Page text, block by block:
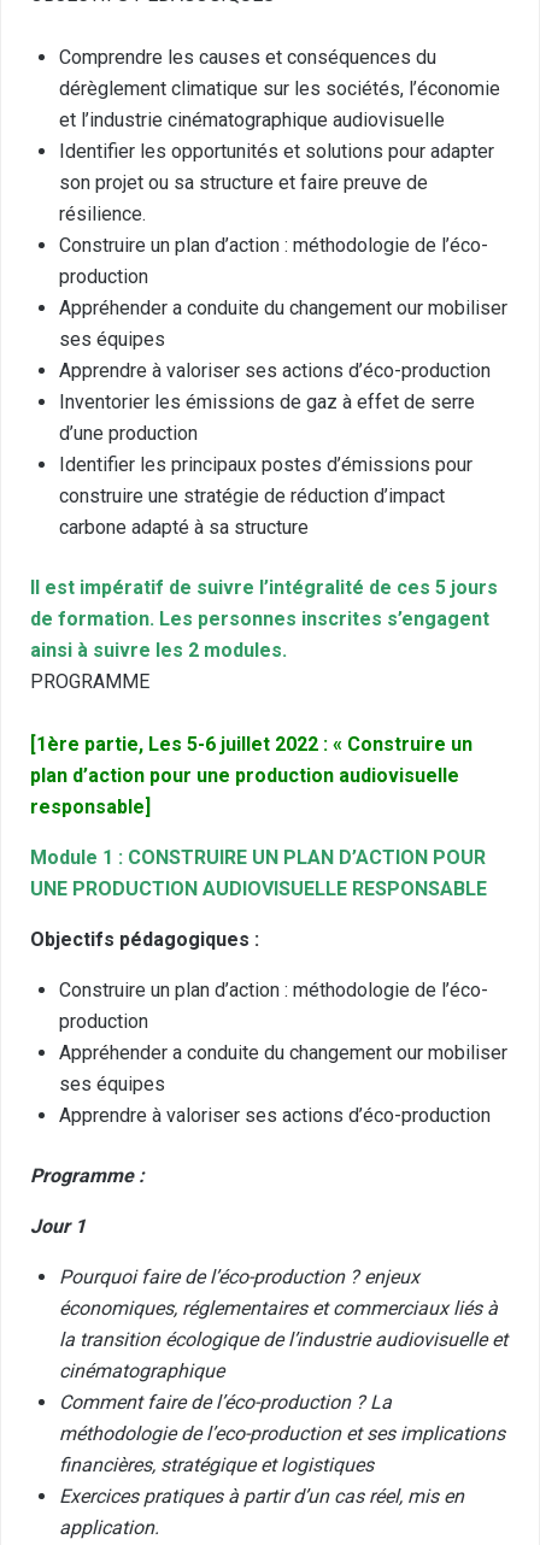
Comprendre les causes et conséquences du
dérèglement climatique sur les sociétés, l’économie
et l’industrie cinématographique audiovisuelle
Identifier les opportunités et solutions pour adapter
son projet ou sa structure et faire preuve de
résilience.
Construire un plan d’action : méthodologie de l’éco-
production
Appréhender a conduite du changement our mobiliser
ses équipes
Apprendre à valoriser ses actions d’éco-production
Inventorier les émissions de gaz à effet de serre
d’une production
Identifier les principaux postes d’émissions pour
construire une stratégie de réduction d’impact
carbone adapté à sa structure
Il est impératif de suivre l’intégralité de ces 5 jours
de formation. Les personnes inscrites s’engagent
ainsi à suivre les 2 modules.
PROGRAMME
[1ère partie, Les 5-6 juillet 2022 : « Construire un
plan d’action pour une production audiovisuelle
responsable]
Module 1 : CONSTRUIRE UN PLAN D’ACTION POUR
UNE PRODUCTION AUDIOVISUELLE RESPONSABLE
Objectifs pédagogiques :
Construire un plan d’action : méthodologie de l’éco-
production
Appréhender a conduite du changement our mobiliser
ses équipes
Apprendre à valoriser ses actions d’éco-production
Programme :
Jour 1
Pourquoi faire de l’éco-production ? enjeux
économiques, réglementaires et commerciaux liés à
la transition écologique de l’industrie audiovisuelle et
cinématographique
Comment faire de l’éco-production ? La
méthodologie de l’eco-production et ses implications
financières, stratégique et logistiques
Exercices pratiques à partir d’un cas réel, mis en
application.